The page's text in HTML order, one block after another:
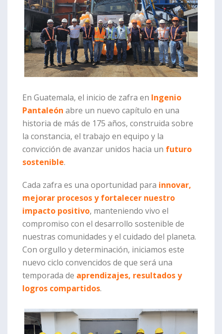
En Guatemala, el inicio de zafra en Ingenio
Pantaleón abre un nuevo capítulo en una
historia de más de 175 años, construida sobre
la constancia, el trabajo en equipo y la
convicción de avanzar unidos hacia un futuro
sostenible.
Cada zafra es una oportunidad para innovar,
mejorar procesos y fortalecer nuestro
impacto positivo, manteniendo vivo el
compromiso con el desarrollo sostenible de
nuestras comunidades y el cuidado del planeta.
Con orgullo y determinación, iniciamos este
nuevo ciclo convencidos de que será una
temporada de aprendizajes, resultados y
logros compartidos.